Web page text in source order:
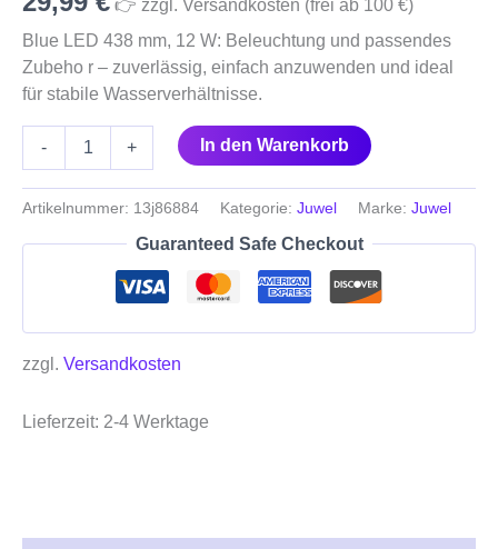
👉 zzgl. Versandkosten (frei ab 100 €)
Blue LED 438 mm, 12 W: Beleuchtung und passendes
Zubeho r – zuverlässig, einfach anzuwenden und ideal
für stabile Wasserverhältnisse.
- + In den Warenkorb
Artikelnummer: 13j86884 Kategorie: Juwel Marke: Juwel
Guaranteed Safe Checkout
zzgl. Versandkosten
Lieferzeit: 2-4 Werktage